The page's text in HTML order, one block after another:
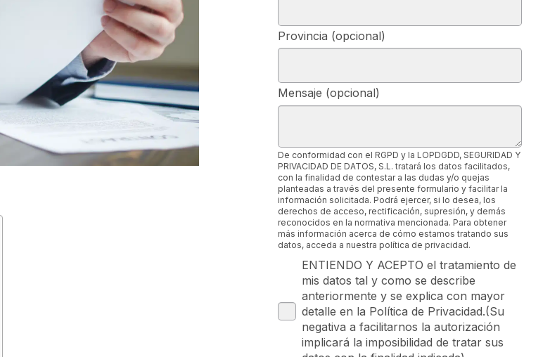
Provincia (opcional)
Mensaje (opcional)
De conformidad con el RGPD y la LOPDGDD, SEGURIDAD Y
PRIVACIDAD DE DATOS, S.L. tratará los datos facilitados,
con la finalidad de contestar a las dudas y/o quejas
planteadas a través del presente formulario y facilitar la
información solicitada. Podrá ejercer, si lo desea, los
derechos de acceso, rectificación, supresión, y demás
reconocidos en la normativa mencionada. Para obtener
más información acerca de cómo estamos tratando sus
datos, acceda a nuestra política de privacidad.
ENTIENDO Y ACEPTO el tratamiento de
mis datos tal y como se describe
anteriormente y se explica con mayor
detalle en la Política de Privacidad.(Su
negativa a facilitarnos la autorización
implicará la imposibilidad de tratar sus